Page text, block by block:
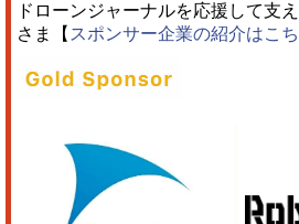
ドローンジャーナルを応援して支
さま【 スポンサー企業の紹介はこ